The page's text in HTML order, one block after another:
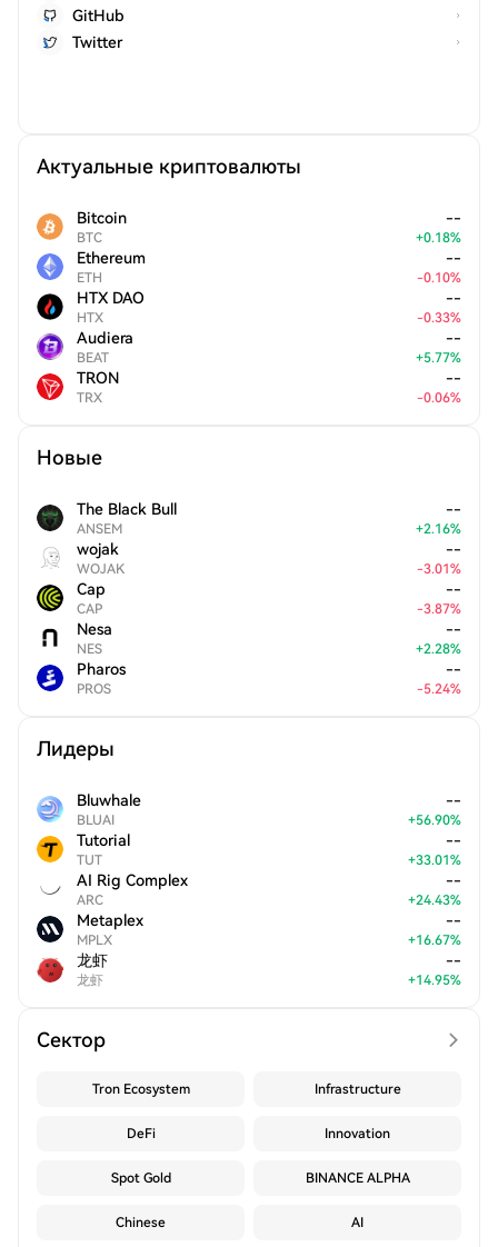
GitHub
Twitter
Актуальные криптовалюты
Bitcoin
BTC
--
+0.18%
Ethereum
ETH
--
-0.10%
HTX DAO
HTX
--
-0.33%
Audiera
BEAT
--
+5.77%
TRON
TRX
--
-0.06%
Новые
The Black Bull
ANSEM
--
+2.16%
wojak
WOJAK
--
-3.01%
Cap
CAP
--
-3.87%
Nesa
NES
--
+2.28%
Pharos
PROS
--
-5.24%
Лидеры
Bluwhale
BLUAI
--
+56.90%
Tutorial
TUT
--
+33.01%
AI Rig Complex
ARC
--
+24.43%
Metaplex
MPLX
--
+16.67%
龙虾
龙虾
--
+14.95%
Сектор
Tron Ecosystem Infrastructure
DeFi Innovation
Spot Gold BINANCE ALPHA
Chinese AI